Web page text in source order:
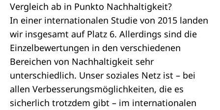
Vergleich ab in Punkto Nachhaltigkeit?
In einer internationalen Studie von 2015 landen
wir insgesamt auf Platz 6. Allerdings sind die
Einzelbewertungen in den verschiedenen
Bereichen von Nachhaltigkeit sehr
unterschiedlich. Unser soziales Netz ist – bei
allen Verbesserungsmöglichkeiten, die es
sicherlich trotzdem gibt – im internationalen